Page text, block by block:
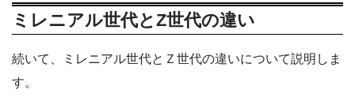
ミレニアル世代とZ世代の違い
続いて、ミレニアル世代とＺ世代の違いについて説明しま
す。